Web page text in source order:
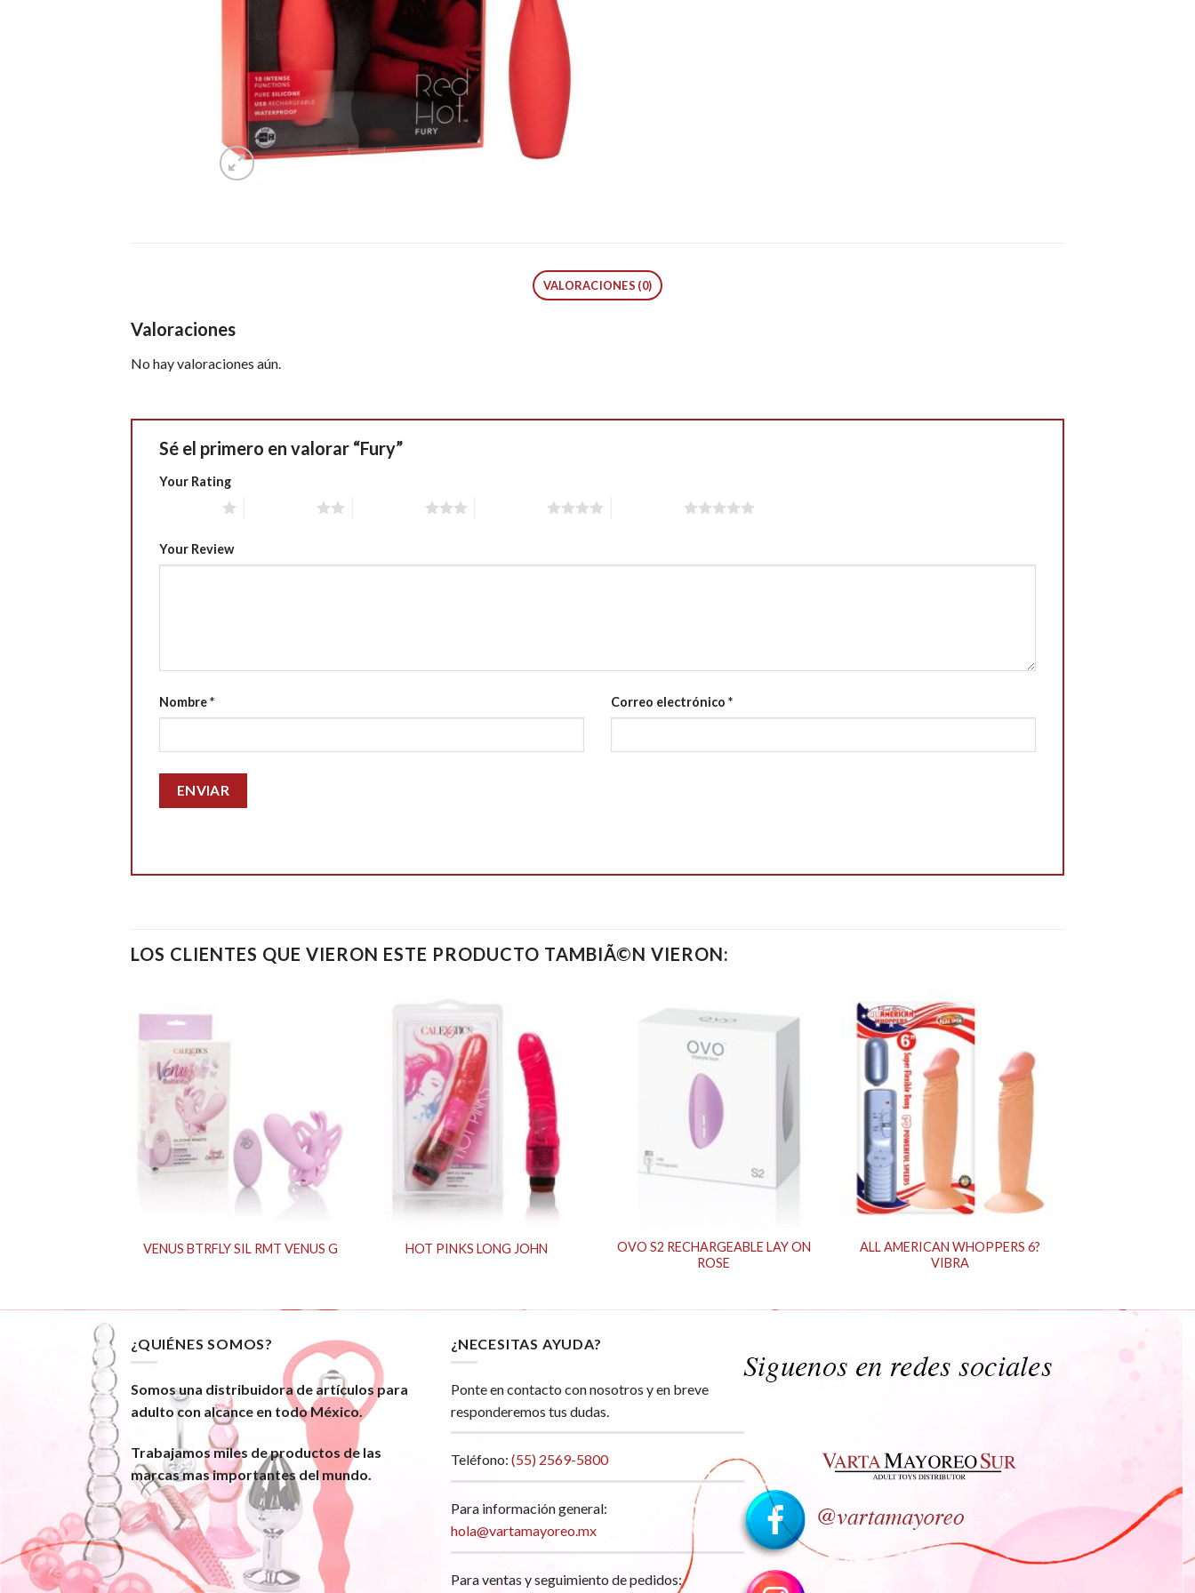
VALORACIONES (0)
Valoraciones
No hay valoraciones aún.
Sé el primero en valorar “Fury”
Your Rating
Your Review
Nombre* Correo electrónico *
LOS CLIENTES QUE VIERON ESTE PRODUCTO TAMBIÃ©N VIERON:
VENUS BTRFLY SIL RMT VENUS G HOT PINKS LONG JOHN
OVO S2 RECHARGEABLE LAY ON
ROSE
ALL AMERICAN WHOPPERS 6?
VIBRA
¿QUIÉNES SOMOS?
Somos una distribuidora de artículos para
adulto con alcance en todo México.
Trabajamos miles de productos de las
marcas mas importantes del mundo.
¿NECESITAS AYUDA?
Ponte en contacto con nosotros y en breve
responderemos tus dudas.
Teléfono: (55) 2569-5800
Para información general:
hola@vartamayoreo.mx
Para ventas y seguimiento de pedidos: